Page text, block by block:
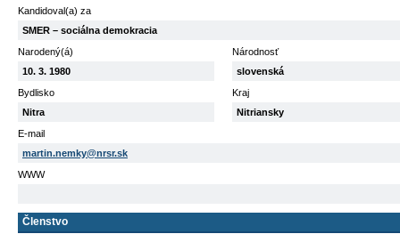
Kandidoval(a) za
SMER – sociálna demokracia
Narodený(á)
10. 3. 1980
Národnosť
slovenská
Bydlisko
Nitra
Kraj
Nitriansky
E-mail
martin.nemky@nrsr.sk
WWW
Členstvo